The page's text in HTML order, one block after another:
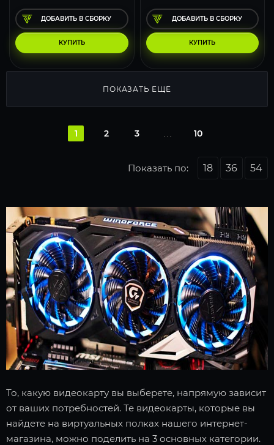
ДОБАВИТЬ В СБОРКУ
КУПИТЬ
ДОБАВИТЬ В СБОРКУ
КУПИТЬ
ПОКАЗАТЬ ЕЩЕ
1 2 3 10
Показать по: 18 36 54
То, какую видеокарту вы выберете, напрямую зависит
от ваших потребностей. Те видеокарты, которые вы
найдете на виртуальных полках нашего интернет-
магазина, можно поделить на 3 основных категории.